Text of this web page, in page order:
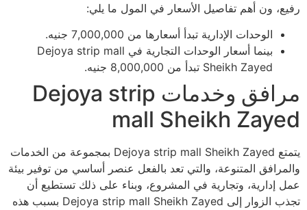
رفيع، ون أهم تفاصيل الأسعار في المول ما يلي:
الوحدات الإدارية تبدأ أسعارها من 7,000,000 جنيه.
بينما أسعار الوحدات التجارية في Dejoya strip mall
Sheikh Zayed تبدأ من 8,000,000 جنيه.
مرافق وخدمات Dejoya strip
mall Sheikh Zayed
يتمتع Dejoya strip mall Sheikh Zayed بمجموعة من الخدمات
والمرافق المتنوعة، والتي تعد بالفعل عنصر أساسي من توفير بيئة
عمل إدارية، وتجارية في المشروع، وبناء على ذلك تستطيع أن
تجذب الزوار إلى Dejoya strip mall Sheikh Zayed بسبب هذه